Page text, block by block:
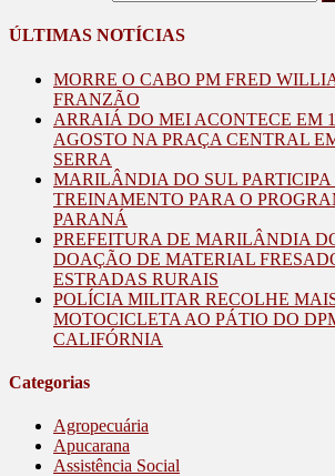
ÚLTIMAS NOTÍCIAS
MORRE O CABO PM FRED
FRANZÃO
ARRAIÁ DO MEI ACONTECE EM
AGOSTO NA PRAÇA CENTRAL
SERRA
MARILÂNDIA DO SUL PARTICIPA
TREINAMENTO PARA O
PARANÁ
PREFEITURA DE MARILÂNDIA
DOAÇÃO DE MATERIAL
ESTRADAS RURAIS
POLÍCIA MILITAR RECOLHE
MOTOCICLETA AO PÁTIO DO
CALIFÓRNIA
Categorias
Agropecuária
Apucarana
Assistência Social